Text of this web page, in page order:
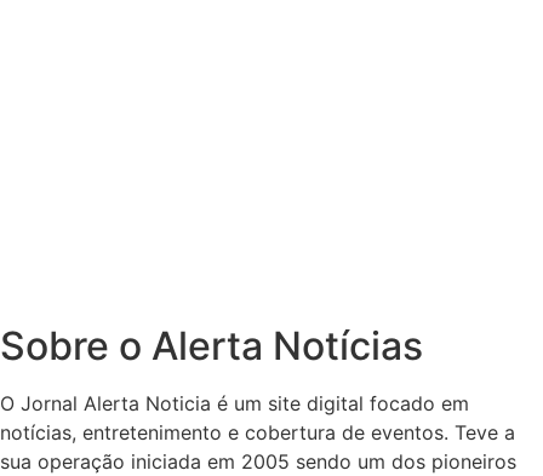
Sobre o Alerta Notícias
O Jornal Alerta Noticia é um site digital focado em
notícias, entretenimento e cobertura de eventos. Teve a
sua operação iniciada em 2005 sendo um dos pioneiros